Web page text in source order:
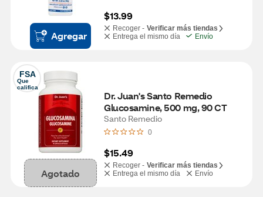
Agregar
$13.99
Recoger - Verificar más tiendas
Entrega el mismo día
Envío
FSA
Que
califica
Agotado
Dr. Juan's Santo Remedio
Glucosamine, 500 mg, 90 CT
Santo Remedio
0
$15.49
Recoger - Verificar más tiendas
Entrega el mismo día
Envío